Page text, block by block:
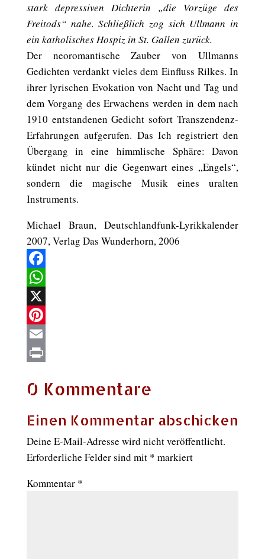
stark depressiven Dichterin „die Vorzüge des
Freitods“ nahe. Schließlich zog sich Ullmann in
ein katholisches Hospiz in St. Gallen zurück.
Der neoromantische Zauber von Ullmanns
Gedichten verdankt vieles dem Einfluss Rilkes. In
ihrer lyrischen Evokation von Nacht und Tag und
dem Vorgang des Erwachens werden in dem nach
1910 entstandenen Gedicht sofort Transzendenz-
Erfahrungen aufgerufen. Das Ich registriert den
Übergang in eine himmlische Sphäre: Davon
kündet nicht nur die Gegenwart eines „Engels“,
sondern die magische Musik eines uralten
Instruments.
Michael Braun, Deutschlandfunk-Lyrikkalender
2007, Verlag Das Wunderhorn, 2006
Facebook
WhatsApp
X
Pinterest
Email
0 Kommentare
Einen Kommentar abschicken
Deine E-Mail-Adresse wird nicht veröffentlicht.
Erforderliche Felder sind mit * markiert
Kommentar *